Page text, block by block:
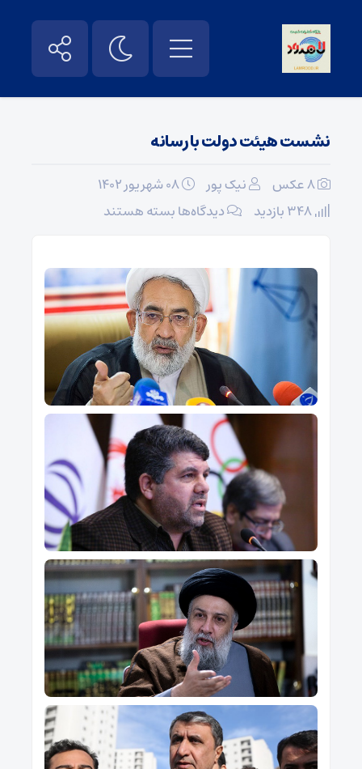
نشست هیئت دولت با رسانه
نیک پور
دیدگاه‌هابرای
دولت
با
رسانه
بسته هستند